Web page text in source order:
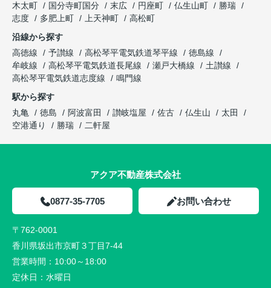
木太町
国分寺町国分 末広 円座町 仏生山町
勝瑞
志度
多肥上町 上天神町
高松町
沿線から探す
高徳線
予讃線 高松琴平電気鉄道琴平線
徳島線
牟岐線
高松琴平電気鉄道長尾線 瀬戸大橋線
土讃線
高松琴平電気鉄道志度線
鳴門線
駅から探す
丸亀
徳島 阿波富田 讃岐塩屋 佐古 仏生山
太田
空港通り
勝瑞 二軒屋
アクア不動産株式会社
0877-35-7705 お問い合わせ
〒762-0001
香川県坂出市京町３丁目7-44
営業時間： 10:00～18:00
定休日： 水曜日